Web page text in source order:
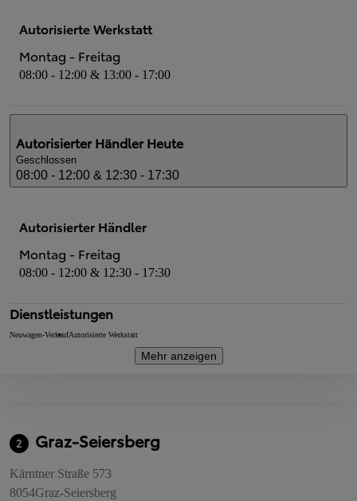
Autorisierte Werkstatt
Montag - Freitag
08:00 - 12:00 & 13:00 - 17:00
Autorisierter Händler Heute
Geschlossen
08:00 - 12:00 & 12:30 - 17:30
Autorisierter Händler
Montag - Freitag
08:00 - 12:00 & 12:30 - 17:30
Dienstleistungen
Neuwagen-VerkaufAutorisierte Werkstatt
Mehr anzeigen
2 Graz-Seiersberg
Kärntner Straße 573
8054Graz-Seiersberg